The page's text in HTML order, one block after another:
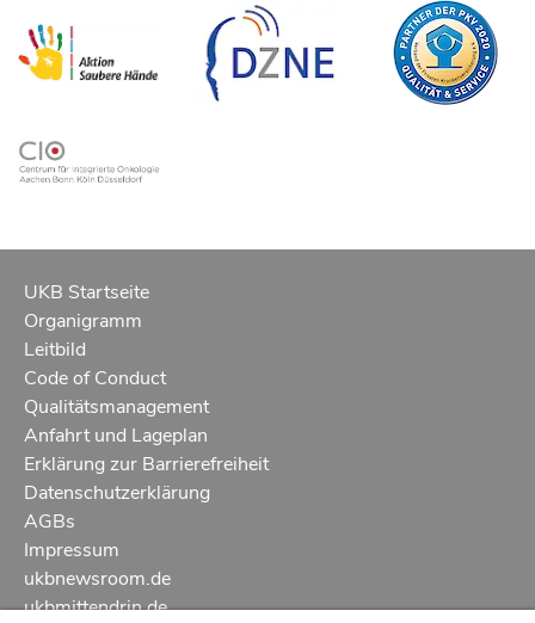
UKB Startseite
Organigramm
Leitbild
Code of Conduct
Qualitätsmanagement
Anfahrt und Lageplan
Erklärung zur Barrierefreiheit
Datenschutzerklärung
AGBs
Impressum
ukbnewsroom.de
ukbmittendrin.de